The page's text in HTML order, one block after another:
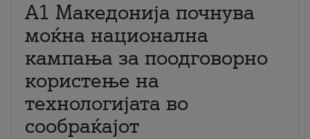
A1 Македонија почнува
моќна национална
кампања за поодговорно
користење на
технологијата во
сообраќајот